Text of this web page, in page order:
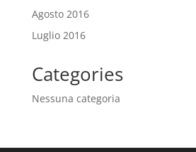
Agosto 2016
Luglio 2016
Categories
Nessuna categoria